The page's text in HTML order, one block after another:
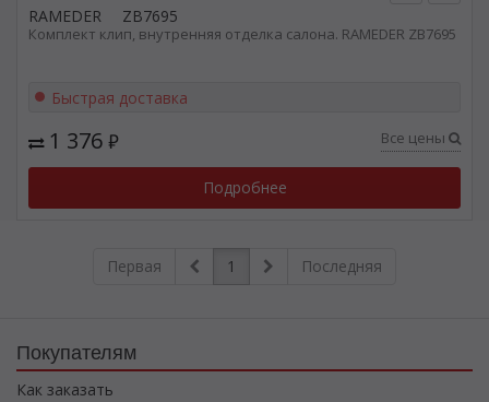
RAMEDER ZB7695
Комплект клип, внутренняя отделка салона. RAMEDER ZB7695
Быстрая доставка
1 376 ₽ Все цены
Подробнее
Первая 1 Последняя
Покупателям
Как заказать